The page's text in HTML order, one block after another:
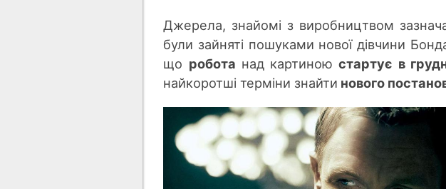
Джерела, знайомі з виробництвом
були зайняті пошуками нової дівчини
що робота над картиноюстартує в
найкоротші терміни знайти нового